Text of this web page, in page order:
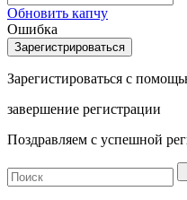
Обновить капчу
Ошибка
Зарегистироваться с
завершение регистрации
Поздравляем с успешной